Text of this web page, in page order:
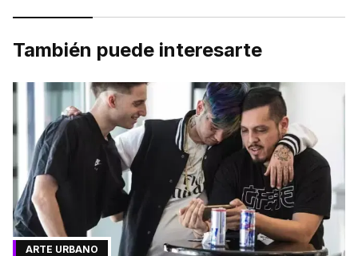
También puede interesarte
ARTE URBANO